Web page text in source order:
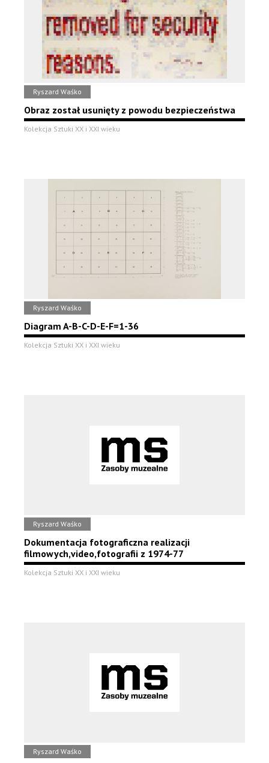
Ryszard Waśko
Obraz został usunięty z powodu bezpieczeństwa
Kolekcja Sztuki XX i XXI wieku
Ryszard Waśko
Diagram A-B-C-D-E-F=1-36
Kolekcja Sztuki XX i XXI wieku
Ryszard Waśko
Dokumentacja fotograficzna realizacji
filmowych,video,fotografii z 1974-77
Kolekcja Sztuki XX i XXI wieku
Ryszard Waśko